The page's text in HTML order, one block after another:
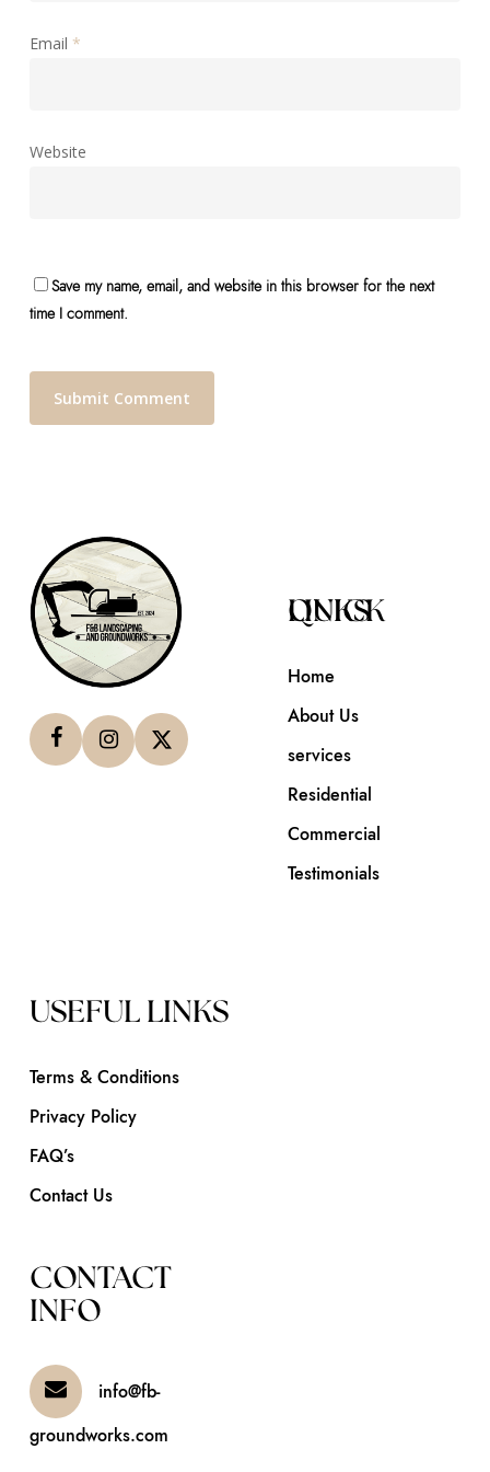
Email *
Website
Save my name, email, and website in this browser for the next
time I comment.
QUICK LINKS
Home
About Us
services
Residential
Commercial
Testimonials
USEFUL LINKS
Terms & Conditions
Privacy Policy
FAQ’s
Contact Us
CONTACT
INFO
info@fb-
groundworks.com